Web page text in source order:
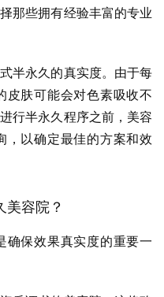
那些拥有经验丰富的专业
半永久的真实度。由于每
皮肤可能会对色素吸收不
行半永久程序之前，美容
，以确定最佳的方案和效
美容院？
确保效果真实度的重要一